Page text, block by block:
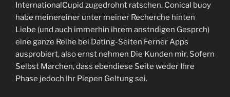
InternationalCupid zugedrohnt ratschen. Conical buoy
habe meinereiner unter meiner Recherche hinten
Liebe (und auch immerhin ihrem anstndigen Gesprch)
eine ganze Reihe bei Dating-Seiten Ferner Apps
ausprobiert, also ernst nehmen Die Kunden mir, Sofern
Selbst Marchen, dass ebendiese Seite weder Ihre
Phase jedoch Ihr Piepen Geltung sei.